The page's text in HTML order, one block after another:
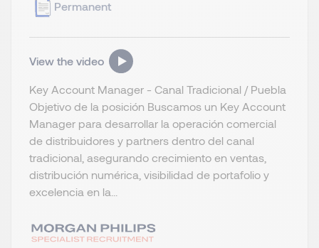
Permanent
View the video
Key Account Manager - Canal Tradicional / Puebla
Objetivo de la posición Buscamos un Key Account
Manager para desarrollar la operación comercial
de distribuidores y partners dentro del canal
tradicional, asegurando crecimiento en ventas,
distribución numérica, visibilidad de portafolio y
excelencia en la...